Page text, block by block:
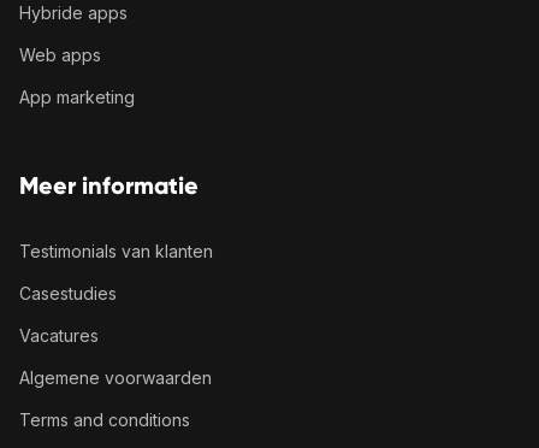
Hybride apps
Web apps
App marketing
Meer informatie
Testimonials van klanten
Casestudies
Vacatures
Algemene voorwaarden
Terms and conditions